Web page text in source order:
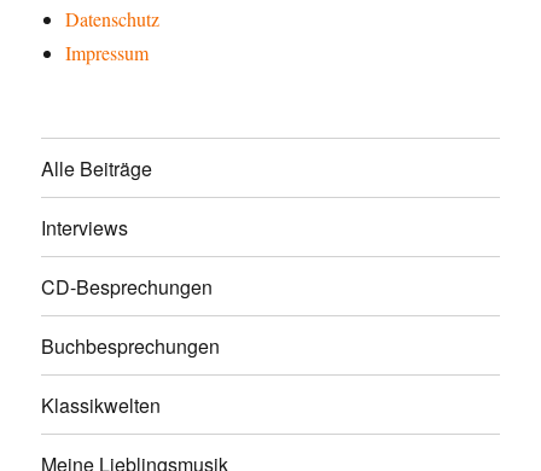
Datenschutz
Impressum
Alle Beiträge
Interviews
CD-Besprechungen
Buchbesprechungen
Klassikwelten
Meine Lieblingsmusik